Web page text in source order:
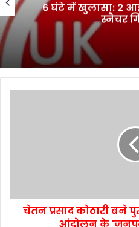
6 घंटे में खुलासा: 2
स्नैचर
चेतन प्रसाद कोठारी बने